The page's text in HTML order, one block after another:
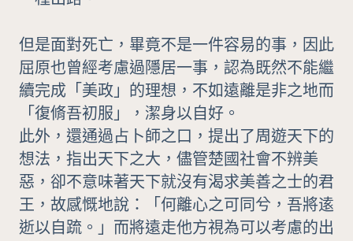
但是面對死亡，畢竟不是一件容易的事，因此
屈原也曾經考慮過隱居一事，認為既然不能繼
續完成「美政」的理想，不如遠離是非之地而
「復脩吾初服」，潔身以自好。
此外，還通過占卜師之口，提出了周遊天下的
想法，指出天下之大，儘管楚國社會不辨美
惡，卻不意味著天下就沒有渴求美善之士的君
王，故感慨地說：「何離心之可同兮，吾將逺
逝以自䟽。」而將遠走他方視為可以考慮的出